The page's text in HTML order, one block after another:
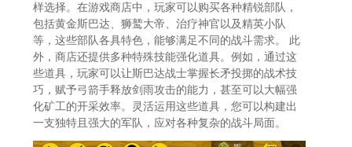
样选择。在游戏商店中，玩家可以购买各种精锐部队，
包括黄金斯巴达、狮鹫大帝、治疗神官以及精英小队
等，这些部队各具特色，能够满足不同的战斗需求。 此
外，商店还提供多种特殊技能强化道具。例如，通过这
些道具，玩家可以让斯巴达战士掌握长矛投掷的战术技
巧，赋予弓箭手释放剑雨攻击的能力，甚至可以大幅强
化矿工的开采效率。灵活运用这些道具，您可以构建出
一支独特且强大的军队，应对各种复杂的战斗局面。